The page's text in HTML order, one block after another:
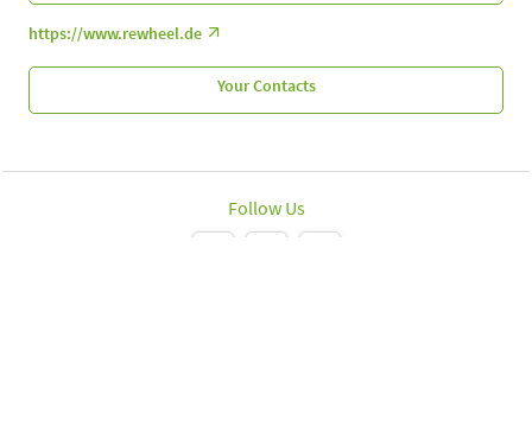
https://www.rewheel.de
Your Contacts
Follow Us